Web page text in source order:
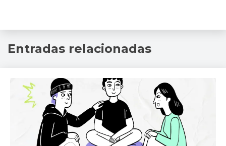
Difusion
Ramon
INPRFM,
Entradas relacionadas